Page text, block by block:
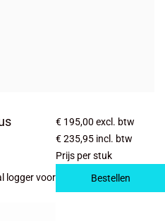
logger voor
€ 195,00 excl. btw
€ 235,95 incl. btw
Prijs per stuk
Bestellen